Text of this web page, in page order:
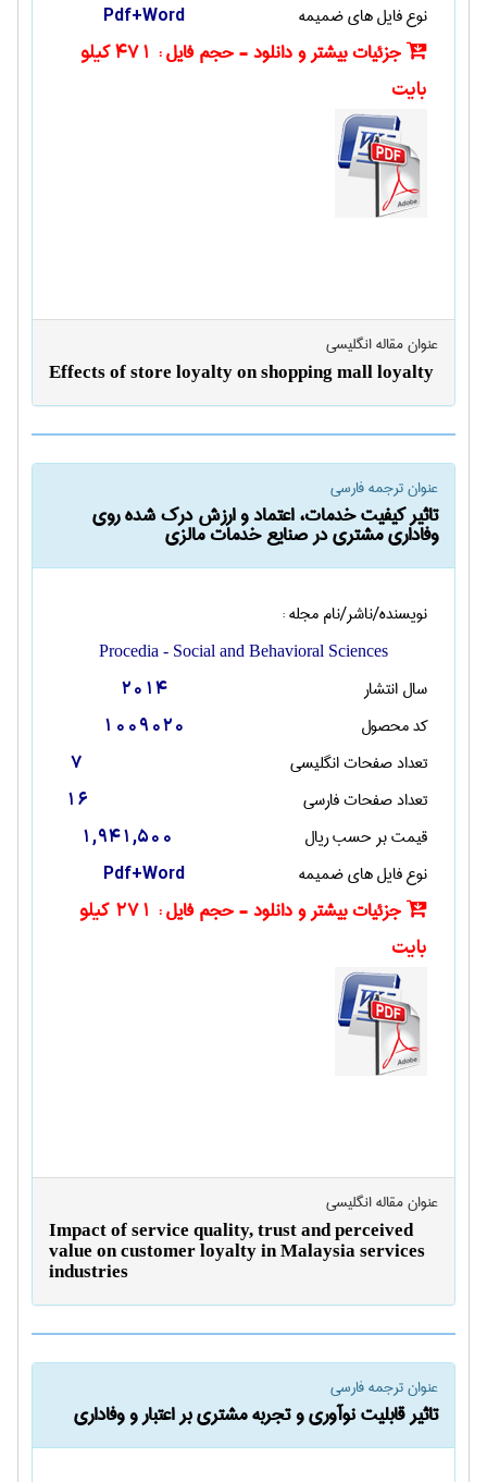
نوع فایل های ضمیمه Pdf+Word
جزئیات بیشتر و دانلود - حجم فایل :
471 کیلو
بایت
عنوان مقاله انگليسی
Effects of store loyalty on shopping mall loyalty
عنوان ترجمه فارسی
تاثیر کیفیت خدمات، اعتماد و ارزش درک شده روی
وفاداری مشتری در صنایع خدمات مالزی
نویسنده/ناشر/نام مجله :
Procedia - Social and Behavioral Sciences
سال انتشار 2014
کد محصول 1009020
تعداد صفحات انگليسی 7
تعداد صفحات فارسی 16
قیمت بر حسب ریال 1,941,500
نوع فایل های ضمیمه Pdf+Word
جزئیات بیشتر و دانلود - حجم فایل :
271 کیلو
بایت
عنوان مقاله انگليسی
Impact of service quality, trust and perceived
value on customer loyalty in Malaysia services
industries
عنوان ترجمه فارسی
تاثیر قابلیت نوآوری و تجربه مشتری بر اعتبار و وفاداری